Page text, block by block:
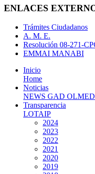
ENLACES
Trámites Ciudadanos
A. M. E.
Resolución 08-271-
EMMAI MANABI
Inicio
Home
Noticias
NEWS GAD
Transparencia
LOTAIP
2024
2023
2022
2021
2020
2019